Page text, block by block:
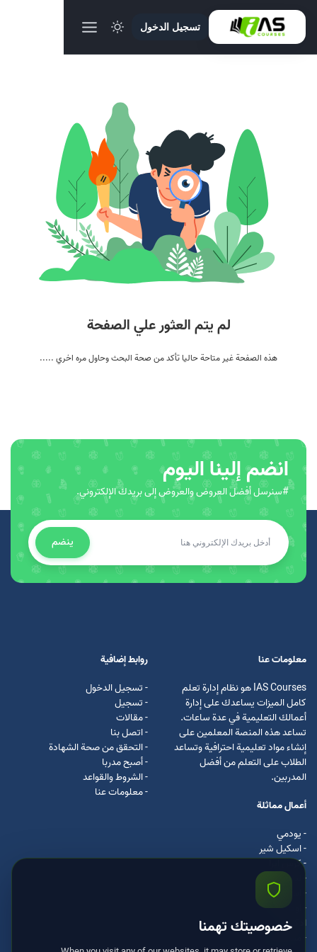
تسجيل الدخول
لم يتم العثور علي الصفحة
هذه الصفحة غير متاحة حاليا تأكد من صحة البحث وحاول مره اخري .....
انضم إلينا اليوم
#سنرسل أفضل العروض والعروض إلى بريدك الإلكتروني.
ينضم
معلومات عنا
IAS Courses هو نظام إدارة تعلم
كامل الميزات يساعدك على إدارة
أعمالك التعليمية في عدة ساعات.
تساعد هذه المنصة المعلمين على
إنشاء مواد تعليمية احترافية وتساعد
الطلاب على التعلم من أفضل
المدربين.
روابط إضافية
- تسجيل الدخول
- تسجيل
- مقالات
- اتصل بنا
- التحقق من صحة الشهادة
- أصبح مدربا
- الشروط والقواعد
- معلومات عنا
أعمال مماثلة
- يودمي
- اسکیل شیر
- كرس ايرا
- لیندا
- اسكيل سفت
- اوداسيتي
ادكس
- مستر كلس
خصوصيتك تهمنا